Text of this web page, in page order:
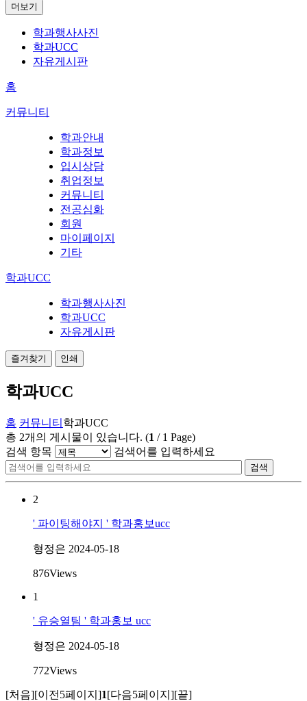
더보기
학과행사사진
학과UCC
자유게시판
홈
커뮤니티
학과안내
학과정보
입시상담
취업정보
커뮤니티
전공심화
회원
마이페이지
기타
학과UCC
학과행사사진
학과UCC
자유게시판
즐겨찾기 인쇄
학과UCC
홈 커뮤니티 학과UCC
총 2개의 게시물이 있습니다. (1 / 1 Page)
검색 항목
검색어를 입력하세요
검색
2
' 파이팅해야지 ' 학과홍보ucc
형정은 2024-05-18
876Views
1
' 유승열팀 ' 학과홍보 ucc
형정은 2024-05-18
772Views
[처음][이전5페이지]1[다음5페이지][끝]